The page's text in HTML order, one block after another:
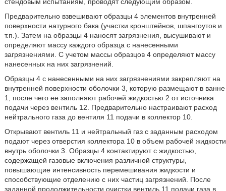
Предварительно взвешивают образцы 4 элементов внутренней
поверхности натурного бака (участки кронштейнов, шпангоутов и
т.п.). Затем на образцы 4 наносят загрязнения, высушивают и
определяют массу каждого образца с нанесенными
загрязнениями. С учетом массы образцов 4 определяют массу
нанесенных на них загрязнений.
Образцы 4 с нанесенными на них загрязнениями закрепляют на
внутренней поверхности оболочки 3, которую размещают в ванне
1, после чего ее заполняют рабочей жидкостью 2 от источника
подачи через вентиль 12. Предварительно настраивают расход
нейтрального газа до вентиля 11 подачи в коллектор 10.
Открывают вентиль 11 и нейтральный газ с заданным расходом
подают через отверстия коллектора 10 в объем рабочей жидкости
внутрь оболочки 3. Образцы 4 контактируют с жидкостью,
содержащей газовые включения различной структуры,
повышающие интенсивность перемешивания жидкости и
способствующие отделению с них частиц загрязнений. После
заданной продолжительности очистки вентиль 11 подачи газа в